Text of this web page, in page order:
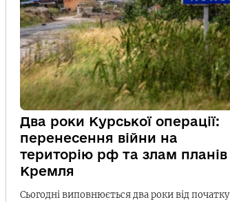
Два роки Курської операції:
перенесення війни на
територію рф та злам планів
Кремля
Сьогодні виповнюється два роки від початку